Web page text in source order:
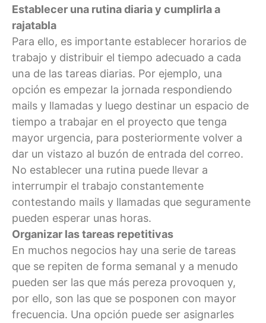
Establecer una rutina diaria y cumplirla a
rajatabla
Para ello, es importante establecer horarios de
trabajo y distribuir el tiempo adecuado a cada
una de las tareas diarias. Por ejemplo, una
opción es empezar la jornada respondiendo
mails y llamadas y luego destinar un espacio de
tiempo a trabajar en el proyecto que tenga
mayor urgencia, para posteriormente volver a
dar un vistazo al buzón de entrada del correo.
No establecer una rutina puede llevar a
interrumpir el trabajo constantemente
contestando mails y llamadas que seguramente
pueden esperar unas horas.
Organizar las tareas repetitivas
En muchos negocios hay una serie de tareas
que se repiten de forma semanal y a menudo
pueden ser las que más pereza provoquen y,
por ello, son las que se posponen con mayor
frecuencia. Una opción puede ser asignarles